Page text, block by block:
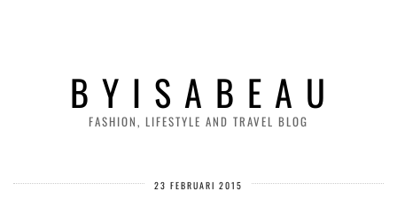
B Y I S A B E A U
FASHION, LIFESTYLE AND TRAVEL BLOG
23 FEBRUARI 2015